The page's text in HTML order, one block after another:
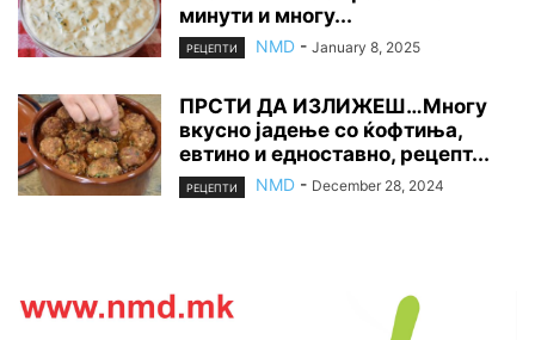
минути и многу...
РЕЦЕПТИ NMD - January 8, 2025
ПРСТИ ДА ИЗЛИЖЕШ…Многу
вкусно јадење со ќофтиња,
евтино и едноставно, рецепт...
РЕЦЕПТИ NMD - December 28, 2024